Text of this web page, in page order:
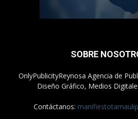
SOBRE
OnlyPublicityReynosa Agencia de
Diseño Gráfico, Medios
Contáctanos: